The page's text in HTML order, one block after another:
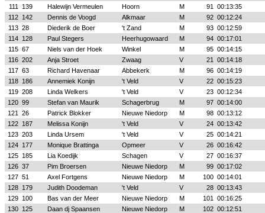
111
139 Halewijn Vermeulen Hoorn M 91
00:13:35
112 142 Dennis de Voogd Alkmaar M 92 00:12:24
113 28 Diederik de Boer 't Zand M 93 00:12:59
114 128 Paul Stegers Heerhugowaard M 94 00:17:01
115 67 Niels van der Hoek Winkel M 95 00:14:15
116 202 Anja Stroet Zwaag V 21
00:14:18
117 63 Richard Havenaar Abbekerk M 96 00:14:19
118 186 Annemiek Konijn 't Veld V 22 00:15:23
119 208 Linda Welkers 't Veld V 23 00:12:34
120 99 Stefan van Maurik Schagerbrug M 97 00:14:00
121
26 Patrick Blokker Nieuwe Niedorp M 98 00:13:12
122 187 Melissa Konijn 't Veld V 24 00:13:42
123 203 Linda Ursem 't Veld V 25 00:14:21
124 177 Monique Brattinga Opmeer V 26 00:16:42
125 185 Lia Koedijk Schagen V 27 00:16:37
126 37 Pim Broersen Nieuwe Niedorp M 99 00:17:02
127 51 Axel Fortgens Nieuwe Niedorp M 100 00:14:01
128 179 Judith Doodeman 't Veld V 28 00:13:43
129 100 Bas van der Meer Nieuwe Niedorp M 101
00:16:25
130 125 Daan dj Spaansen Nieuwe Niedorp M 102 00:12:51